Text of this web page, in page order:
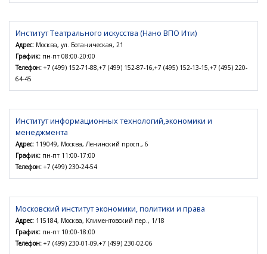
Институт Театрального искусства (Нано ВПО Ити)
Адрес: Москва, ул. Ботаническая, 21
График: пн-пт 08:00-20:00
Телефон: +7 (499) 152-71-88,+7 (499) 152-87-16,+7 (495) 152-13-15,+7 (495) 220-
64-45
Институт информационных технологий,экономики и
менеджмента
Адрес: 119049, Москва, Ленинский просп., 6
График: пн-пт 11:00-17:00
Телефон: +7 (499) 230-24-54
Московский институт экономики, политики и права
Адрес: 115184, Москва, Климентовский пер., 1/18
График: пн-пт 10:00-18:00
Телефон: +7 (499) 230-01-09,+7 (499) 230-02-06